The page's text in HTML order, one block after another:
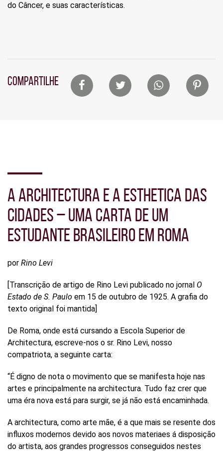
do Câncer, e suas características.
COMPARTILHELista
A ARCHITECTURA E A ESTHETICA DAS
CIDADES – UMA CARTA DE UM
ESTUDANTE BRASILEIRO EM ROMA
por Rino Levi
[Transcrição de artigo de Rino Levi publicado no jornal O
Estado de S. Paulo em 15 de outubro de 1925. A grafia do
texto original foi mantida]
De Roma, onde está cursando a Escola Superior de
Architectura, escreve-nos o sr. Rino Levi, nosso
compatriota, a seguinte carta:
“É digno de nota o movimento que se manifesta hoje nas
artes e principalmente na architectura. Tudo faz crer que
uma éra nova está para surgir, se já não está encaminhada.
A architectura, como arte mãe, é a que mais se resente dos
influxos modernos devido aos novos materiaes á disposição
do artista, aos grandes progressos conseguidos nestes